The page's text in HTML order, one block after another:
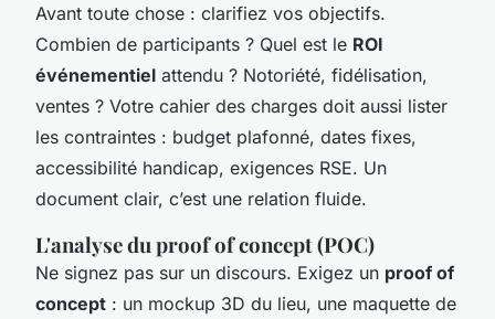
Avant toute chose : clarifiez vos objectifs.
Combien de participants ? Quel est le ROI
événementiel attendu ? Notoriété, fidélisation,
ventes ? Votre cahier des charges doit aussi lister
les contraintes : budget plafonné, dates fixes,
accessibilité handicap, exigences RSE. Un
document clair, c’est une relation fluide.
L'analyse du proof of concept (POC)
Ne signez pas sur un discours. Exigez un proof of
concept : un mockup 3D du lieu, une maquette de